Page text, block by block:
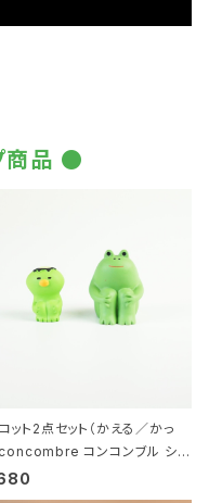
商品 ●
ット2点セット（かえる／かっ
concombre コンコンブル シリ